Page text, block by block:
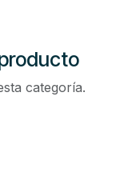
categoría.